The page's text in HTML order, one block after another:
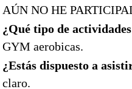
AÚN NO HE
¿Qué tipo de
GYM aerobicas.
¿Estás dispuesto a
claro.